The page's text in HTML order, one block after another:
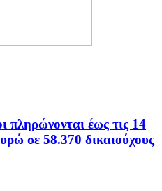
έως τις 14
σε 58.370 δικαιούχους